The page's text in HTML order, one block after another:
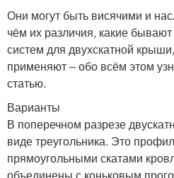
Они могут быть висячими и
чём их различия, какие
систем для двухскатной
применяют – обо всём этом
статью.
Варианты
В поперечном разрезе
виде треугольника. Это
прямоугольными скатами
объединены с коньковым